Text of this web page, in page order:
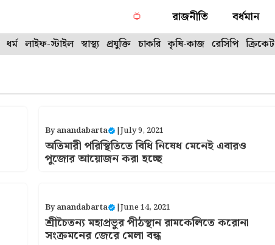
রাজনীতি বর্ধমান
ধর্ম লাইফ-স্টাইল স্বাস্থ্য প্রযুক্তি চাকরি কৃষি-কাজ রেসিপি ক্রিকেট
Byanandabarta |July 9, 2021
অতিমারী পরিস্থিতিতে বিধি নিষেধ মেনেই এবারও
পুজোর আয়োজন করা হচ্ছে
Byanandabarta |June 14, 2021
শ্রীচৈতন্য মহাপ্রভুর পীঠস্থান রামকেলিতে করোনা
সংক্রমনের জেরে মেলা বন্ধ